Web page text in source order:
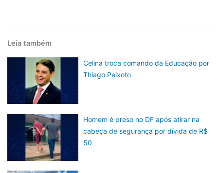
Leia também
Celina troca comando da Educação por
Thiago Peixoto
Homem é preso no DF após atirar na
cabeça de segurança por divida de R$
50